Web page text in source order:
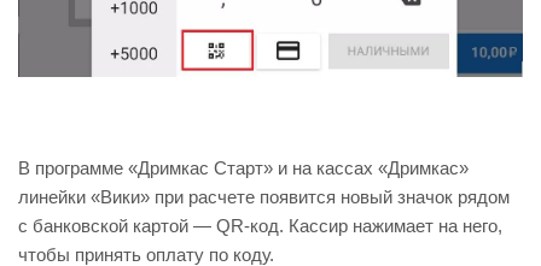
В программе «Дримкас Старт» и на кассах «Дримкас»
линейки «Вики» при расчете появится новый значок рядом
с банковской картой — QR-код. Кассир нажимает на него,
чтобы принять оплату по коду.